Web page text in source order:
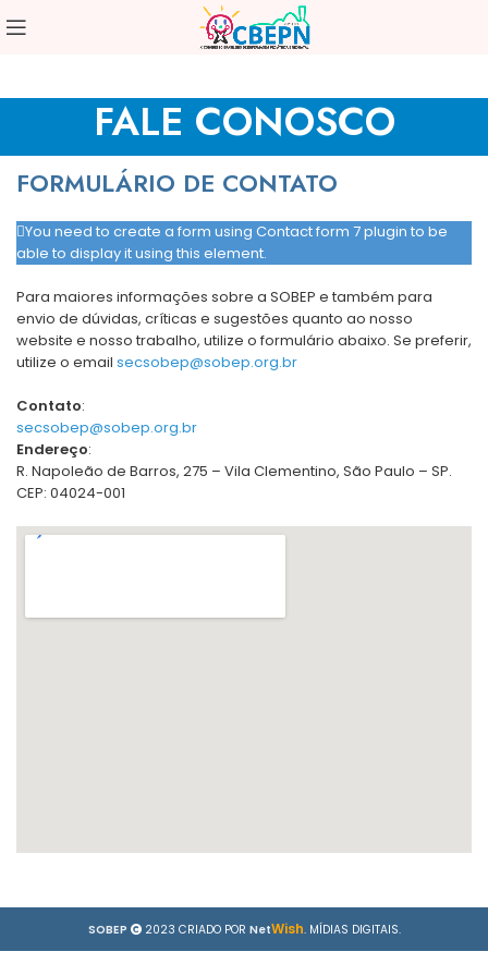
FALE CONOSCO
FORMULÁRIO DE CONTATO
You need to create a form using Contact form 7 plugin to be
able to display it using this element.
Para maiores informações sobre a SOBEP e também para
envio de dúvidas, críticas e sugestões quanto ao nosso
website e nosso trabalho, utilize o formulário abaixo. Se preferir,
utilize o email secsobep@sobep.org.br
Contato:
secsobep@sobep.org.br
Endereço:
R. Napoleão de Barros, 275 – Vila Clementino, São Paulo – SP.
CEP: 04024-001
SOBEP 2023 CRIADO POR NetWish. MÍDIAS DIGITAIS.